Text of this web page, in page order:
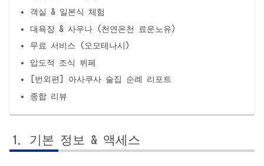
객실 & 일본식 체험
대욕장 & 사우나 (천연온천 료운노유)
무료 서비스 (오모테나시)
압도적 조식 뷔페
[번외편] 아사쿠사 술집 순례 리포트
종합 리뷰
기본 정보 & 액세스